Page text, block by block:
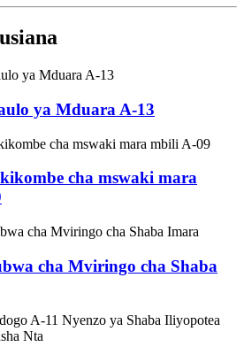
ya Mduara A-13
cha mswaki mara
cha Mviringo cha Shaba